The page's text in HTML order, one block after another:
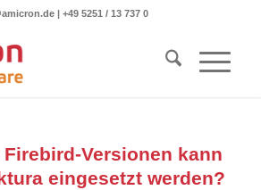
| +49 5251 / 13 737 0
Versionen kann
eingesetzt werden?